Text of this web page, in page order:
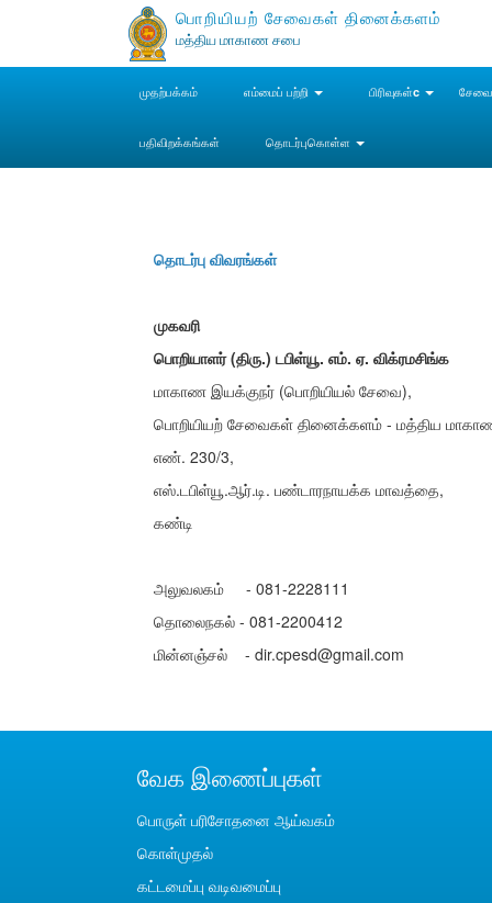
பொறியியற் சேவைகள் தினைக்களம்
மத்திய மாகாண சபை
முதற்பக்கம் எம்மைப் பற்றி பிரிவுகள்c
பதிவிறக்கங்கள் தொடர்புகொள்ள
தொடர்பு விவரங்கள்
முகவரி
பொறியாளர் (திரு.) டபிள்யூ. எம். ஏ. விக்ரமசிங்க
மாகாண இயக்குநர் (பொறியியல் சேவை),
பொறியியற் சேவைகள் தினைக்களம் - மத்திய
எண். 230/3,
எஸ்.டபிள்யூ.ஆர்.டி. பண்டாரநாயக்க மாவத்தை,
கண்டி
அலுவலகம் - 081-2228111
தொலைநகல் - 081-2200412
மின்னஞ்சல் - dir.cpesd@gmail.com
வேக இணைப்புகள்
பொருள் பரிசோதனை ஆய்வகம்
கொள்முதல்
கட்டமைப்பு வடிவமைப்பு